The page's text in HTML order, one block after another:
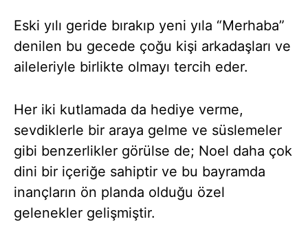
Eski yılı geride bırakıp yeni yıla “Merhaba”
denilen bu gecede çoğu kişi arkadaşları ve
aileleriyle birlikte olmayı tercih eder.
Her iki kutlamada da hediye verme,
sevdiklerle bir araya gelme ve süslemeler
gibi benzerlikler görülse de; Noel daha çok
dini bir içeriğe sahiptir ve bu bayramda
inançların ön planda olduğu özel
gelenekler gelişmiştir.